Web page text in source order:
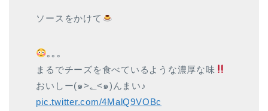
ソースをかけて
｡｡｡
まるでチーズを食べているような濃厚な味
おいしー(๑>؂<๑)んまい♪
pic.twitter.com/4MalQ9VOBc